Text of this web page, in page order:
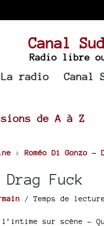
Canal Sud
Radio libre
La radio Canal
de A à Z
> Roméo Di Gonzo -
Drag Fuck
/ Temps de
sur scène -